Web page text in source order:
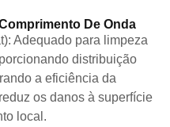
De Onda
Adequado para limpeza
distribuição
a eficiência da
os danos à superfície
local.